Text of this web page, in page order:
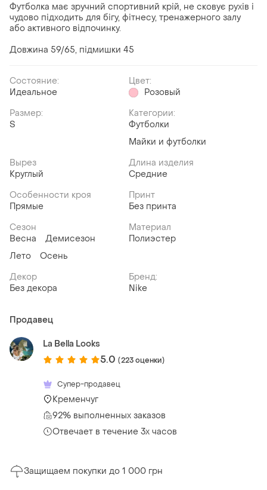
Футболка має зручний спортивний крій, не сковує рухів і
чудово підходить для бігу, фітнесу, тренажерного залу
або активного відпочинку.
Довжина 59/65, підмишки 45
Состояние:
Идеальное
Цвет:
Розовый
Размер:
S
Категории:
Футболки
Майки и футболки
Вырез
Круглый
Длина изделия
Средние
Особенности кроя
Прямые
Принт
Без принта
Сезон
Весна
Демисезон
Лето
Осень
Материал
Полиэстер
Декор
Без декора
Бренд:
Nike
Продавец
La Bella Looks
5.0 (223 оценки)
Супер-продавец
Кременчуг
92% выполненных заказов
Отвечает в течение 3х часов
Защищаем покупки до 1 000 грн